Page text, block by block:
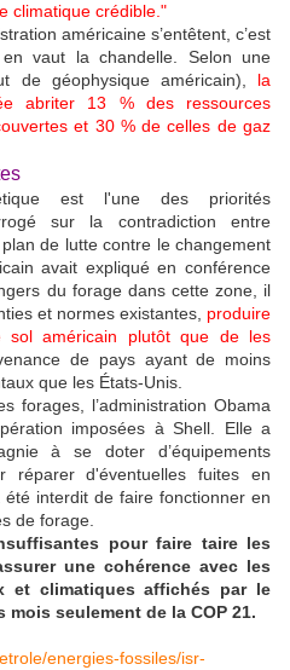
climatique crédible."
américaine s’entêtent, c’est
vaut la chandelle. Selon une
de géophysique américain), la
abriter 13 % des ressources
et 30 % de celles de gaz
est l'une des priorités
sur la contradiction entre
de lutte contre le changement
avait expliqué en conférence
du forage dans cette zone, il
et normes existantes, produire
américain plutôt que de les
de pays ayant de moins
que les États-Unis.
forages, l’administration Obama
imposées à Shell. Elle a
à se doter d’équipements
réparer d'éventuelles fuites en
interdit de faire fonctionner en
de forage.
pour faire taire les
une cohérence avec les
et climatiques affichés par le
seulement de la COP 21.
energies-fossiles/isr-